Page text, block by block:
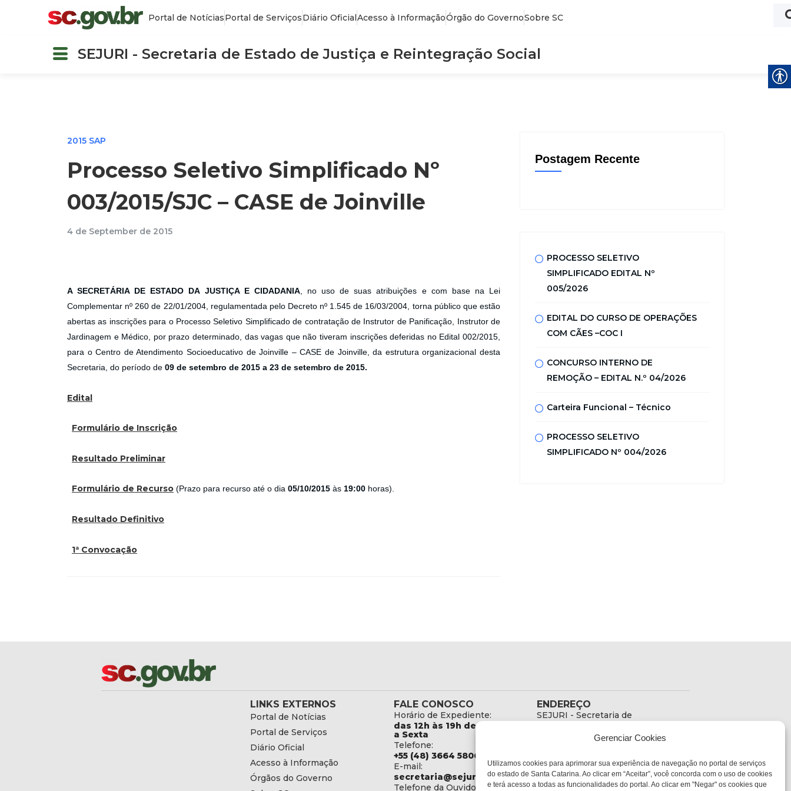
Gerenciar Cookies
Utilizamos cookies para aprimorar sua experiência de navegação no portal de serviços
do estado de Santa Catarina. Ao clicar em “Aceitar”, você concorda com o uso de cookies
e terá acesso a todas as funcionalidades do portal. Ao clicar em "Negar" os cookies que
Portal de NotíciasPortal de ServiçosDiário OficialAcesso à InformaçãoÓrgão do GovernoSobre SC
SEJURI - Secretaria de Estado de Justiça e Reintegração Social
2015 SAP
Processo Seletivo Simplificado Nº
003/2015/SJC – CASE de Joinville
4 de September de 2015
A SECRETÁRIA DE ESTADO DA JUSTIÇA E CIDADANIA, no uso de suas atribuições e com base na Lei
Complementar nº 260 de 22/01/2004, regulamentada pelo Decreto nº 1.545 de 16/03/2004, torna público que estão
abertas as inscrições para o Processo Seletivo Simplificado de contratação de Instrutor de Panificação, Instrutor de
Jardinagem e Médico, por prazo determinado, das vagas que não tiveram inscrições deferidas no Edital 002/2015,
para o Centro de Atendimento Socioeducativo de Joinville – CASE de Joinville, da estrutura organizacional desta
Secretaria, do período de 09 de setembro de 2015 a 23 de setembro de 2015.
Edital
Formulário de Inscrição
Resultado Preliminar
Formulário de Recurso (Prazo para recurso até o dia 05/10/2015 às 19:00 horas).
Resultado Definitivo
1ª Convocação
Postagem Recente
PROCESSO SELETIVO
SIMPLIFICADO EDITAL Nº
005/2026
EDITAL DO CURSO DE OPERAÇÕES
COM CÃES –COC I
CONCURSO INTERNO DE
REMOÇÃO – EDITAL N.º 04/2026
Carteira Funcional – Técnico
PROCESSO SELETIVO
SIMPLIFICADO Nº 004/2026
LINKS EXTERNOS
Portal de Notícias
Portal de Serviços
Diário Oficial
Acesso à Informação
Órgãos do Governo
FALE CONOSCO
Horário de Expediente:
das 12h às 19h de Segunda
a Sexta
Telefone:
+55 (48) 3664 5806
E-mail:
secretaria@sejuri.sc.gov.br
Telefone da Ouvidoria:
ENDEREÇO
SEJURI - Secretaria de
Reintegração Social
Rua Fúlvio Aducci, 1214 -
Loja 06
Bairro: